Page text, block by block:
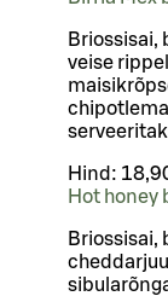
Briossisai,
veise
Hind:
Hot honey
Briossisai,